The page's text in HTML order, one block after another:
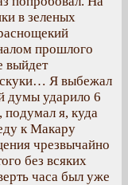
в зеленых
прошлого
выйдет
скуки… Я выбежал
думы ударило 6
подумал я, куда
к Макару
чрезвычайно
без всяких
часа был уже